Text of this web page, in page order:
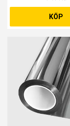
KÖP